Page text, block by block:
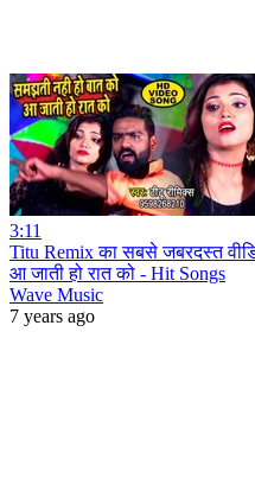
3:11
Titu Remix का सबसे जबरदस्त
आ जाती हो रात को - Hit Songs
Wave Music
7 years ago